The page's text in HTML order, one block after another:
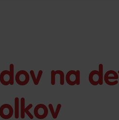
na